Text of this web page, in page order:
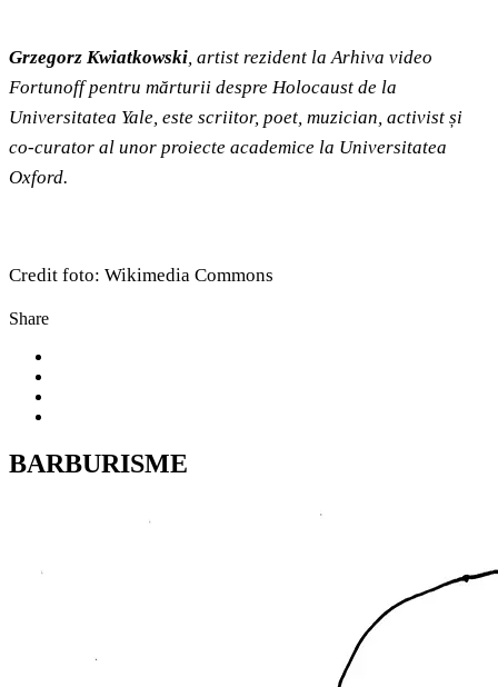
Grzegorz Kwiatkowski, artist rezident la Arhiva video
Fortunoff pentru mărturii despre Holocaust de la
Universitatea Yale, este scriitor, poet, muzician, activist și
co-curator al unor proiecte academice la Universitatea
Oxford.
Credit foto: Wikimedia Commons
Share
BARBURISME